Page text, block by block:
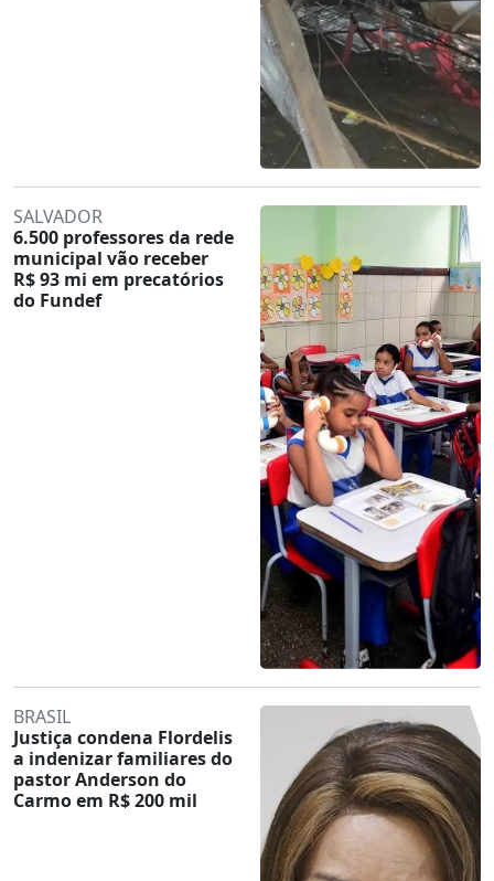
SALVADOR
6.500 professores da rede
municipal vão receber
R$ 93 mi em precatórios
do Fundef
BRASIL
Justiça condena Flordelis
a indenizar familiares do
pastor Anderson do
Carmo em R$ 200 mil